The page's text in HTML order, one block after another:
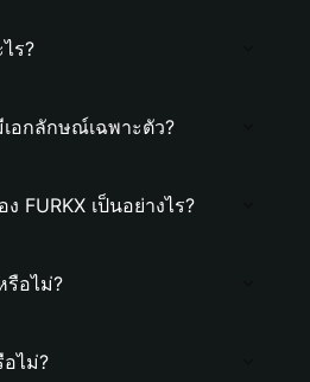
ร?
เอกลักษณ์เฉพาะตัว?
FURKX เป็นอย่างไร?
รือไม่?
อไม่?